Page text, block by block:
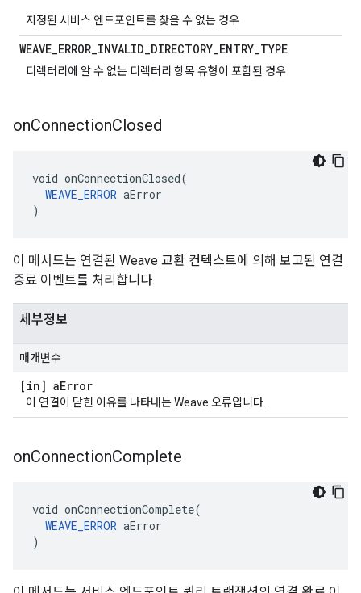
지정된 서비스 엔드포인트를 찾을 수 없는 경우
WEAVE_ERROR_INVALID_DIRECTORY_ENTRY_TYPE
디렉터리에 알 수 없는 디렉터리 항목 유형이 포함된 경우
onConnectionClosed
void onConnectionClosed(
WEAVE_ERROR aError
)
이 메서드는 연결된 Weave 교환 컨텍스트에 의해 보고된 연결
종료 이벤트를 처리합니다.
세부정보
매개변수
[in] aError
이 연결이 닫힌 이유를 나타내는 Weave 오류입니다.
onConnectionComplete
void onConnectionComplete(
WEAVE_ERROR aError
)